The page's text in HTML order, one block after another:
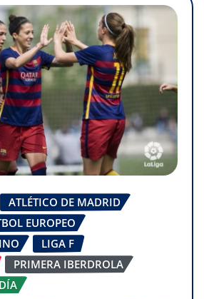
ATLÉTICO DE MADRID
EUROPEO
LIGA F
PRIMERA IBERDROLA